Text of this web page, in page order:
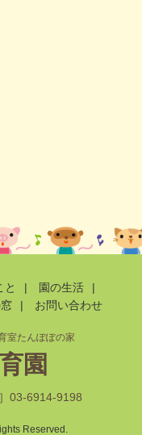
と | 園の生活
|
| お問い合わせ
室たんぽぽの家
園
03-6914-9198
Reserved.